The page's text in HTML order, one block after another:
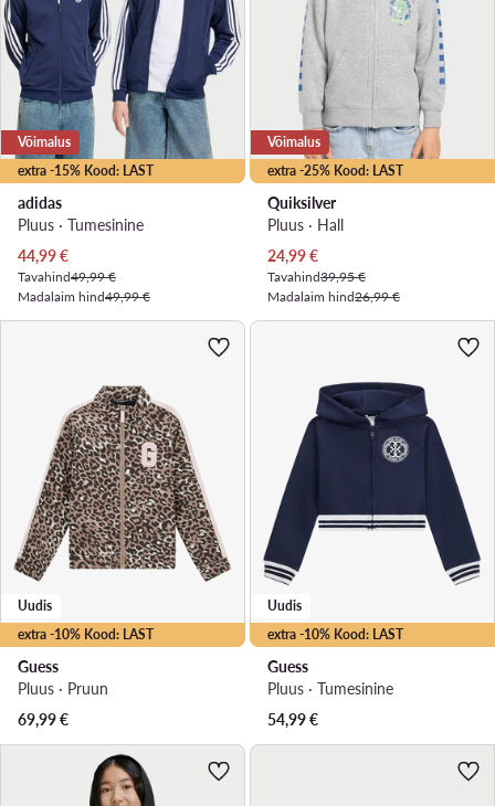
extra -15% Kood: LAST
Võimalus
adidas
Pluus · Tumesinine
Praegune hind
44,99€
Tavahind49,99 €
Madalaim hind49,99 €
extra -25% Kood: LAST
Võimalus
Quiksilver
Pluus · Hall
Praegune hind
24,99€
Tavahind39,95 €
Madalaim hind26,99 €
extra -10% Kood: LAST
Uudis
Guess
Pluus · Pruun
69,99€
extra -10% Kood: LAST
Uudis
Guess
Pluus · Tumesinine
54,99€